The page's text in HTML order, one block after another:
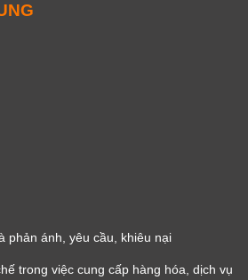
phản ánh, yêu cầu, khiêu nại
trong việc cung cấp hàng hóa, dịch vụ